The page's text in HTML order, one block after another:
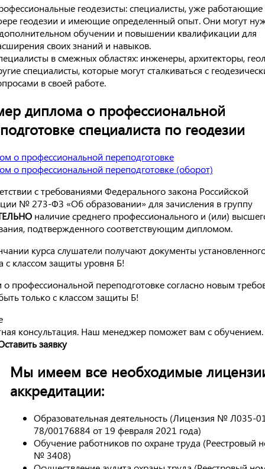
геодезисты: специалисты, уже работающие
геодезии и имеющие определенный опыт. Они могут
обучении и повышении квалификации для
своих знаний и навыков.
в смежных областях: инженеры, архитекторы,
специалисты, которые могут сталкиваться с
в своей работе.
диплома о профессиональной
специалиста по геодезии
с требованиями Федерального закона Российской
№ 273-ФЗ «Об образовании» для зачисления в группу
наличие среднего профессионального и (или)
подтвержденного соответствующим дипломом.
курса слушатели получают документы
с классом защиты уровня Б!
профессиональной переподготовке согласно новым
только с классом защиты Б!
консультация. Наш менеджер поможет вам с обучением.
заявку
Мы имеем все необходимые
аккредитации:
Образовательная деятельность (Лицензия № Л035-
78/00176884 от 19 февраля 2021 года)
Обучение работников по охране труда (Реестровый
№ 3408)